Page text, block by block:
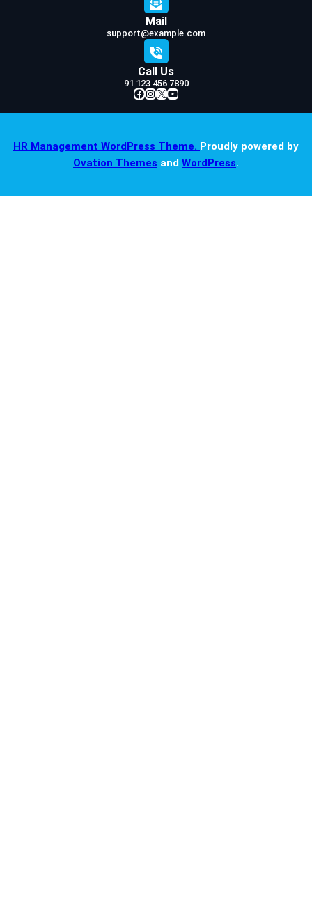
Mail
support@example.com
Call Us
91 123 456 7890
Facebook InstagramX YouTube
HR Management WordPress Theme. Proudly powered by
Ovation Themes and WordPress.